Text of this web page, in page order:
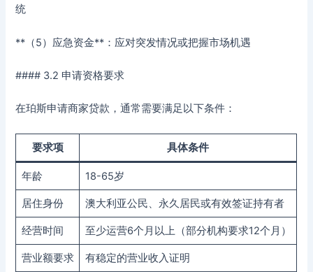
统
**（5）应急资金**：应对突发情况或把握市场机遇
#### 3.2 申请资格要求
在珀斯申请商家贷款，通常需要满足以下条件：
要求项 具体条件
年龄 18-65岁
居住身份 澳大利亚公民、永久居民或有效签证持有者
经营时间 至少运营6个月以上（部分机构要求12个月）
营业额要求 有稳定的营业收入证明